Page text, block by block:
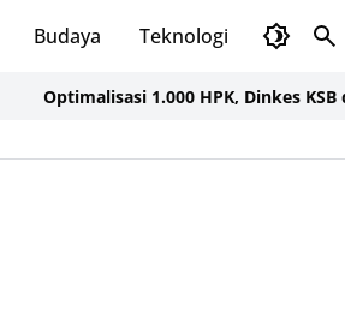
Budaya Teknologi Olahraga
Optimalisasi 1.000 HPK, Dinkes KSB dan